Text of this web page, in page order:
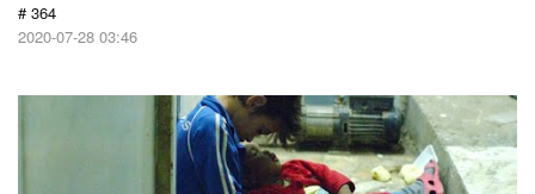
# 364
2020-07-28 03:46